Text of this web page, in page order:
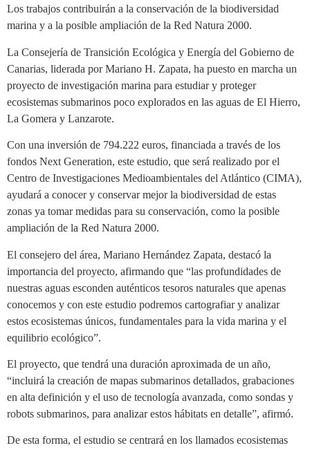
Los trabajos contribuirán a la conservación de la biodiversidad
marina y a la posible ampliación de la Red Natura 2000.
La Consejería de Transición Ecológica y Energía del Gobierno de
Canarias, liderada por Mariano H. Zapata, ha puesto en marcha un
proyecto de investigación marina para estudiar y proteger
ecosistemas submarinos poco explorados en las aguas de El Hierro,
La Gomera y Lanzarote.
Con una inversión de 794.222 euros, financiada a través de los
fondos Next Generation, este estudio, que será realizado por el
Centro de Investigaciones Medioambientales del Atlántico (CIMA),
ayudará a conocer y conservar mejor la biodiversidad de estas
zonas ya tomar medidas para su conservación, como la posible
ampliación de la Red Natura 2000.
El consejero del área, Mariano Hernández Zapata, destacó la
importancia del proyecto, afirmando que “las profundidades de
nuestras aguas esconden auténticos tesoros naturales que apenas
conocemos y con este estudio podremos cartografiar y analizar
estos ecosistemas únicos, fundamentales para la vida marina y el
equilibrio ecológico”.
El proyecto, que tendrá una duración aproximada de un año,
“incluirá la creación de mapas submarinos detallados, grabaciones
en alta definición y el uso de tecnología avanzada, como sondas y
robots submarinos, para analizar estos hábitats en detalle”, afirmó.
De esta forma, el estudio se centrará en los llamados ecosistemas